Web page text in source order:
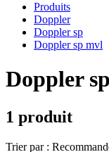
Produits
Doppler
Doppler sp
Doppler sp mvl
Doppler
1 produit
Trier par :